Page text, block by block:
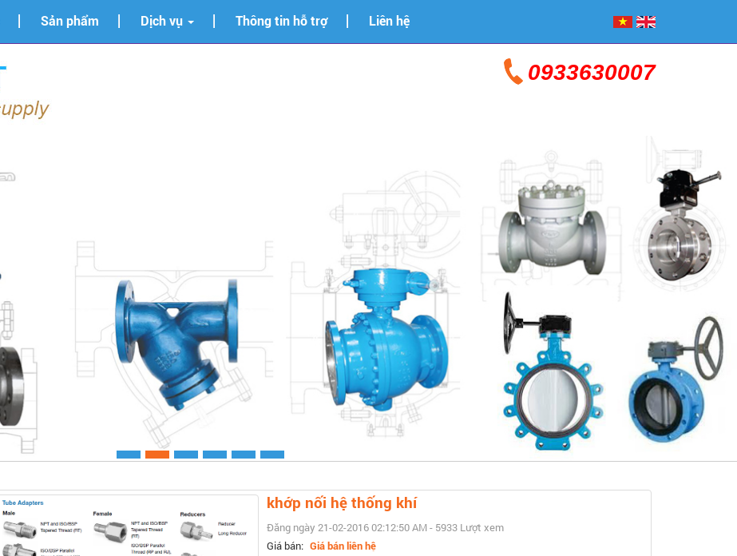
Sản phẩm Dịch vụ Thông tin hỗ trợ Liên hệ
0933630007
Xem chi tiết
khớp nối hệ thống khí
Đăng ngày 21-02-2016 02:12:50 AM - 5933 Lượt xem
Giá bán: Giá bán liên hệ